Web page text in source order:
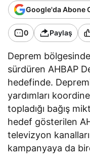
Google'da Abone
0 Paylaş
Deprem
sürdüren AHBAP
hedefinde.
yardımları
topladığı bağış
hedef gösterilen
televizyon
kampanyaya da